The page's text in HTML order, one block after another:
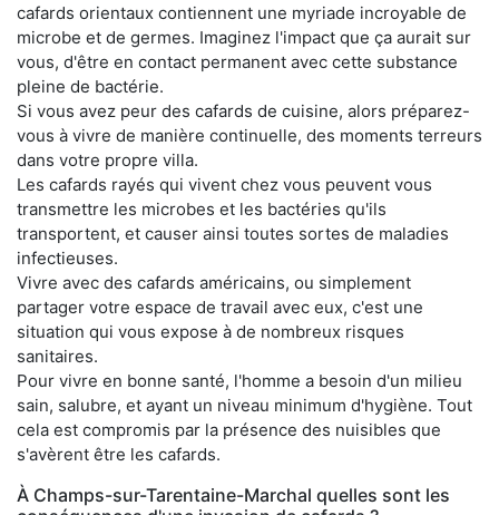
cafards orientaux contiennent une myriade incroyable de
microbe et de germes. Imaginez l'impact que ça aurait sur
vous, d'être en contact permanent avec cette substance
pleine de bactérie.
Si vous avez peur des cafards de cuisine, alors préparez-
vous à vivre de manière continuelle, des moments terreurs
dans votre propre villa.
Les cafards rayés qui vivent chez vous peuvent vous
transmettre les microbes et les bactéries qu'ils
transportent, et causer ainsi toutes sortes de maladies
infectieuses.
Vivre avec des cafards américains, ou simplement
partager votre espace de travail avec eux, c'est une
situation qui vous expose à de nombreux risques
sanitaires.
Pour vivre en bonne santé, l'homme a besoin d'un milieu
sain, salubre, et ayant un niveau minimum d'hygiène. Tout
cela est compromis par la présence des nuisibles que
s'avèrent être les cafards.
À Champs-sur-Tarentaine-Marchal quelles sont les